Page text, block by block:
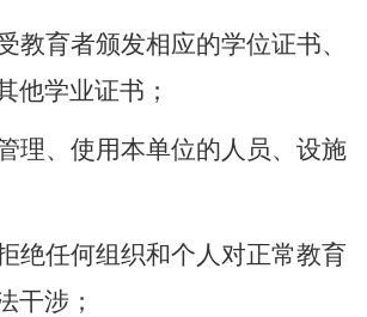
教育者颁发相应的学位证书、
他学业证书 ；
理、使用本单位的人员、设施
绝任何组织和个人对正常教育
干涉；